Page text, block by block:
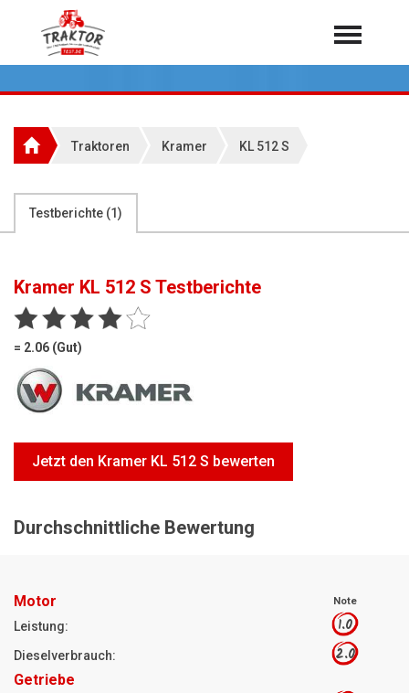
Home
Rundballenpressen
Teleskoplader
Rasentraktoren
Hoflader
Freischneider
Jetzt Bewerten
Über 7.000 Testberichte
Traktoren Kramer KL 512 S
Testberichte (1)
Kramer KL 512 S Testberichte
= 2.06 (Gut)
Jetzt den Kramer KL 512 S bewerten
Durchschnittliche Bewertung
Motor Note
Leistung: 1.0
Dieselverbrauch: 2.0
Getriebe